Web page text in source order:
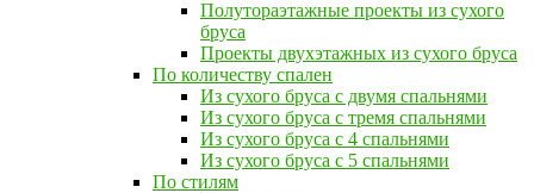
Полутораэтажные проекты из сухого
бруса
Проекты двухэтажных из сухого бруса
По количеству спален
Из сухого бруса с двумя спальнями
Из сухого бруса с тремя спальнями
Из сухого бруса с 4 спальнями
Из сухого бруса с 5 спальнями
По стилям